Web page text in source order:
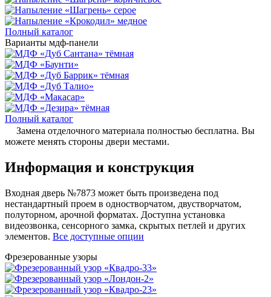
Полный каталог
Варианты мдф-панели
Полный каталог
Замена отделочного материала полностью бесплатна. Вы
можете менять стороны двери местами.
Информация и конструкция
Входная дверь №7873 может быть произведена под
нестандартный проем в одностворчатом, двустворчатом,
полуторном, арочной форматах. Доступна установка
видеозвонка, сенсорного замка, скрытых петлей и других
элементов. Все доступные опции
Фрезерованные узоры